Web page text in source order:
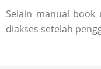
Selain manual
diakses setelah